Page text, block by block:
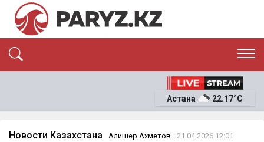
ЭКОНОМИКА
ОҚИҒА
Астана 22.17°C
Новости Казахстана Алишер Ахметов 21.04.2026 12:01